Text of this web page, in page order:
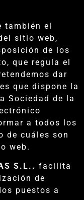
también el
sitio web,
de los
que regula el
dar
que dispone la
Sociedad de la
a todos los
de cuáles son
web.
S.L.. facilita
de
puestos a